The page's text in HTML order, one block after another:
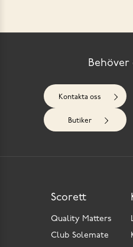
Behöver
Kontakta oss
Butiker
Scorett
Quality Matters
Club Solemate